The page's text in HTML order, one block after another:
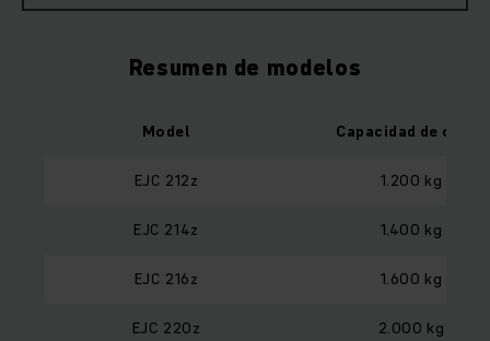
Resumen de modelos
Model Capacidad de carga
EJC 212z 1.200 kg
EJC 214z 1.400 kg
EJC 216z 1.600 kg
EJC 220z 2.000 kg